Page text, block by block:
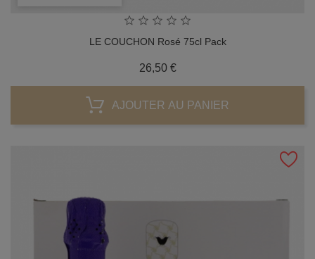
LE COUCHON Rosé 75cl Pack
26,50 €Prix
AJOUTER AU PANIER